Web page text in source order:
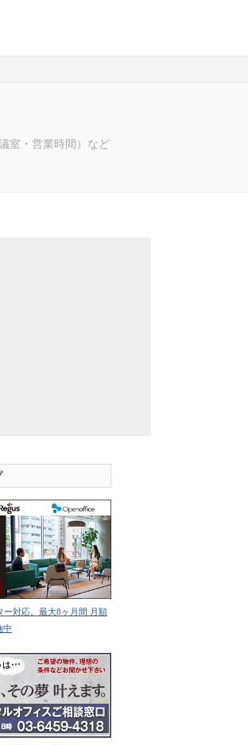
室・営業時間）など
ー対応。最大8ヶ月間 月額
中